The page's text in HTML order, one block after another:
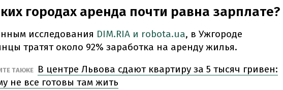
городах аренда почти равна зарплате?
исследования DIM.RIA и robota.ua, в Ужгороде
тратят около 92% заработка на аренду жилья.
ТАКЖЕ
В центре Львова сдают квартиру за 5 тысяч гривен:
не все готовы там жить